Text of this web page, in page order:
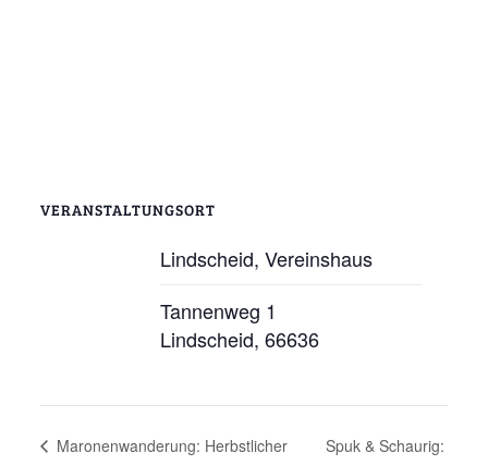
VERANSTALTUNGSORT
Lindscheid, Vereinshaus
Tannenweg 1
Lindscheid, 66636
Maronenwanderung: Herbstlicher
Spuk & Schaurig: